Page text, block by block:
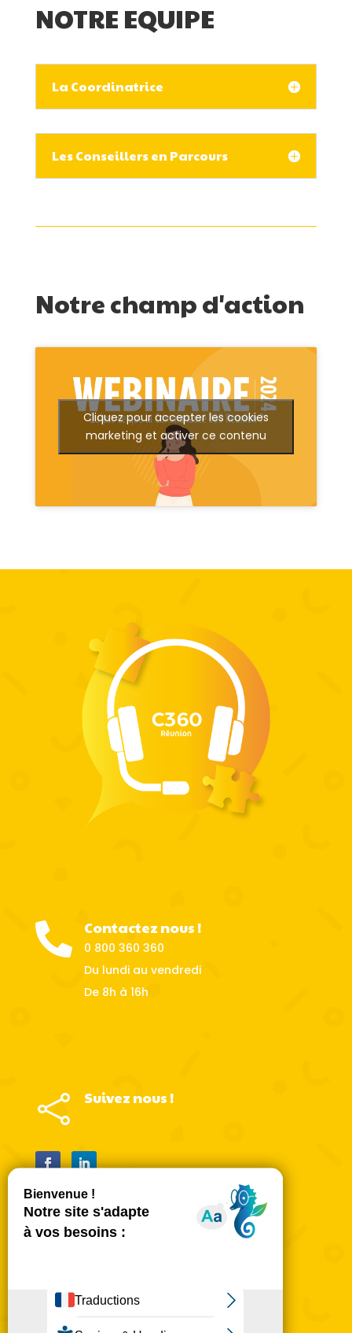
NOTRE EQUIPE
La Coordinatrice
Les Conseillers en Parcours
Notre champ d'action
Cliquez pour accepter les cookies
marketing et activer ce contenu
 Contactez nous !
0 800 360 360
Du lundi au vendredi
De 8h à 16h
 Suivez nous !
Politique de confidentialité
Mentions légales